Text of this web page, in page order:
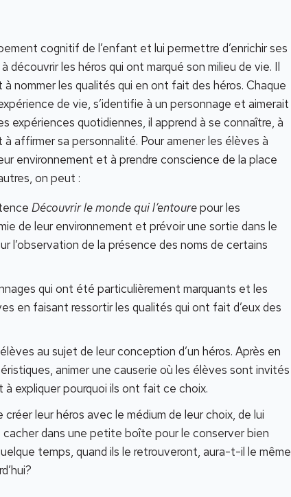
cognitif de l’enfant et lui permettre d’enrichir ses
découvrir les héros qui ont marqué son milieu de vie. Il
nommer les qualités qui en ont fait des héros. Chaque
de vie, s’identifie à un personnage et aimerait
expériences quotidiennes, il apprend à se connaître, à
affirmer sa personnalité. Pour amener les élèves à
environnement et à prendre conscience de la place
on peut :
Découvrir le monde qui l’entourepour les
de leur environnement et prévoir une sortie dans le
l’observation de la présence des noms de certains
qui ont été particulièrement marquants et les
en faisant ressortir les qualités qui ont fait d’eux des
au sujet de leur conception d’un héros. Après en
animer une causerie où les élèves sont invités
à expliquer pourquoi ils ont fait ce choix.
leur héros avec le médium de leur choix, de lui
cacher dans une petite boîte pour le conserver bien
temps, quand ils le retrouveront, aura-t-il le même